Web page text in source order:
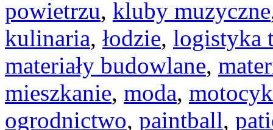
powietrzu, kluby muzyczne
kulinaria, łodzie, logistyka
materiały budowlane,
mieszkanie, moda,
ogrodnictwo, paintball,